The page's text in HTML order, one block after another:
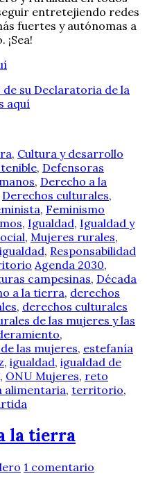
entretejiendo redes
fuertes y autónomas a
su Declaratoria de la
aquí
, Cultura y desarrollo
, Defensoras
, Derecho a la
Derechos culturales,
, Feminismo
, Igualdad, Igualdad y
, Mujeres rurales,
, Responsabilidad
Agenda 2030,
campesinas, Década
a la tierra, derechos
, derechos culturales
de las mujeres y las
,
las mujeres, estefanía
, igualdad, igualdad de
, ONU Mujeres, reto
alimentaria, territorio,
la tierra
1 comentario